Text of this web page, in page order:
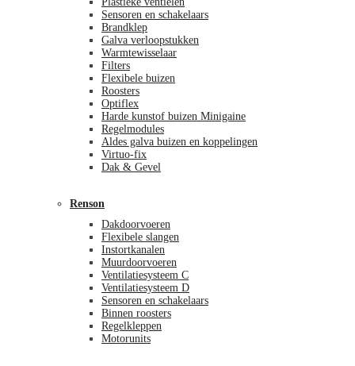
Sensoren en schakelaars
Brandklep
Galva verloopstukken
Warmtewisselaar
Filters
Flexibele buizen
Roosters
Optiflex
Harde kunstof buizen Minigaine
Regelmodules
Aldes galva buizen en koppelingen
Virtuo-fix
Dak & Gevel
Renson
Dakdoorvoeren
Flexibele slangen
Instortkanalen
Muurdoorvoeren
Ventilatiesysteem C
Ventilatiesysteem D
Sensoren en schakelaars
Binnen roosters
Regelkleppen
Motorunits